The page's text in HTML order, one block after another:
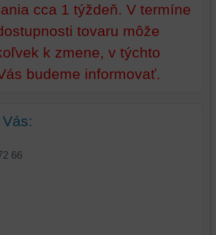
cca 1 týždeň. V termíne
tovaru môže
k zmene, v týchto
budeme informovať.
66